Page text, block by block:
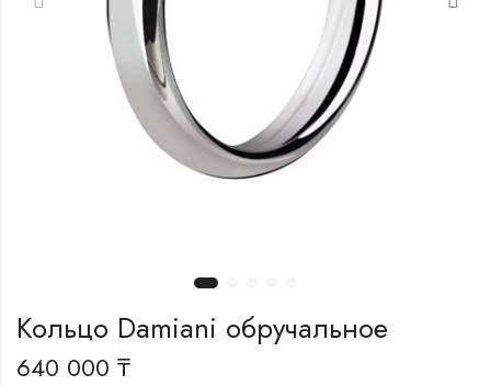
Кольцо Damiani обручальное
640 000 ₸